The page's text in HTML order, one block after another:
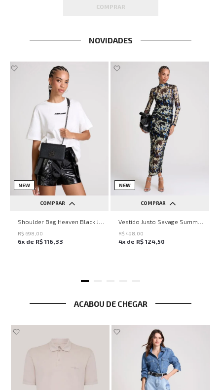
COMPRAR
NOVIDADES
NEW
COMPRAR
UN
R$ 698 00
6x de R$ 116 33
NEW
COMPRAR
PP P M G
R$ 498 00
4x de R$ 124 50
ACABOU DE CHEGAR